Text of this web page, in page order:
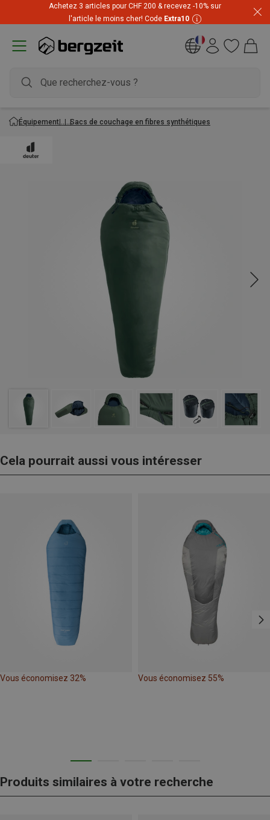
Achetez 3 articles pour CHF 200 & recevez -10% sur
l'article le moins cher! Code Extra10
Équipement Sacs de couchage en fibres synthétiques
Cela pourrait aussi vous intéresser
Vous économisez 32% Vous économisez 55%
Produits similaires à votre recherche